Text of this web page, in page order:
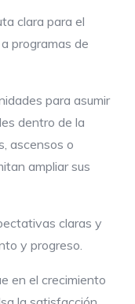
clara para el
programas de
para asumir
dentro de la
ascensos o
ampliar sus
claras y
y progreso.
en el crecimiento